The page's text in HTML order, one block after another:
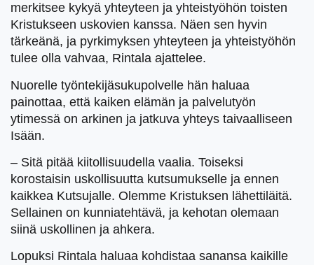
merkitsee kykyä yhteyteen ja yhteistyöhön toisten
Kristukseen uskovien kanssa. Näen sen hyvin
tärkeänä, ja pyrkimyksen yhteyteen ja yhteistyöhön
tulee olla vahvaa, Rintala ajattelee.
Nuorelle työntekijäsukupolvelle hän haluaa
painottaa, että kaiken elämän ja palvelutyön
ytimessä on arkinen ja jatkuva yhteys taivaalliseen
Isään.
– Sitä pitää kiitollisuudella vaalia. Toiseksi
korostaisin uskollisuutta kutsumukselle ja ennen
kaikkea Kutsujalle. Olemme Kristuksen lähettiläitä.
Sellainen on kunniatehtävä, ja kehotan olemaan
siinä uskollinen ja ahkera.
Lopuksi Rintala haluaa kohdistaa sanansa kaikille